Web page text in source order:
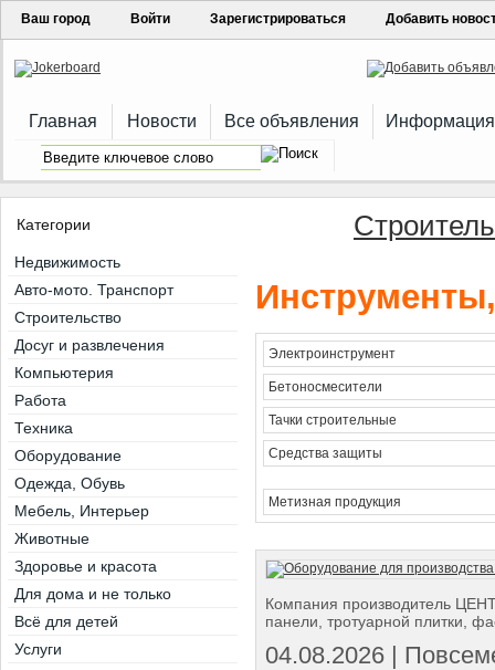
Ваш город Войти Зарегистрироваться Добавить
Главная Новости Все объявления Информация
Электроинструмент
Бетоносмесители
Тачки строительные
Средства защиты
Метизная продукция
Компания производитель
панели, тротуарной плитки,
04.08.2026 |
Категории
Недвижимость
Авто-мото. Транспорт
Строительство
Досуг и развлечения
Компьютерия
Работа
Техника
Оборудование
Одежда, Обувь
Мебель, Интерьер
Животные
Здоровье и красота
Для дома и не только
Всё для детей
Услуги